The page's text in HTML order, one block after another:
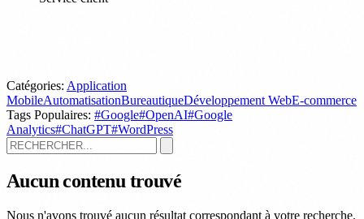
Catégories: Application
MobileAutomatisationBureautiqueDéveloppement WebE-commerce
Tags Populaires: #Google#OpenAI#Google
Analytics#ChatGPT#WordPress
Aucun contenu trouvé
Nous n'avons trouvé aucun résultat correspondant à votre recherche.